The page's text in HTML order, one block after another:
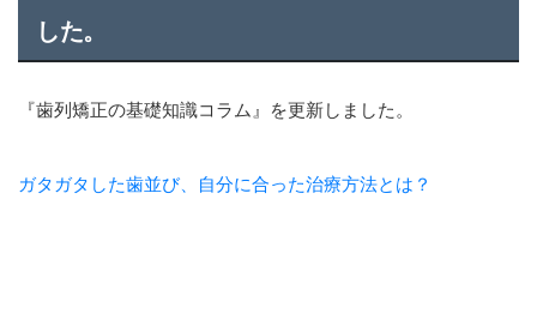
した。
『歯列矯正の基礎知識コラム』を更新しました。
ガタガタした歯並び、自分に合った治療方法とは？